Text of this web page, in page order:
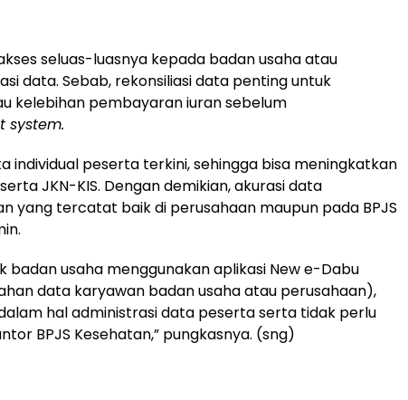
seluas-luasnya kepada badan usaha atau
data. Sebab, rekonsiliasi data penting untuk
kelebihan pembayaran iuran sebelum
system.
individual peserta terkini, sehingga bisa meningkatkan
JKN-KIS. Dengan demikian, akurasi data
yang tercatat baik di perusahaan maupun pada BPJS
badan usaha menggunakan aplikasi New e-Dabu
data karyawan badan usaha atau perusahaan),
hal administrasi data peserta serta tidak perlu
BPJS Kesehatan,” pungkasnya. (sng)